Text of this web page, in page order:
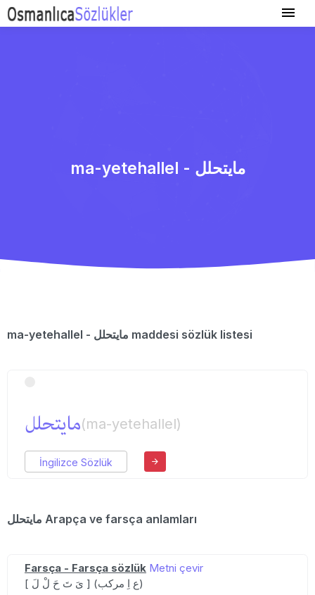
ma-yetehallel - مایتحلل
ma-yetehallel - مایتحلل maddesi sözlük listesi
مایتحلل(ma-yetehallel)
İngilizce Sözlük
مایتحلل Arapça ve farsça anlamları
Farsça - Farsça sözlük Metni çevir
[ یَ تَ حَ لْ لَ ] (ع اِ مرکب)